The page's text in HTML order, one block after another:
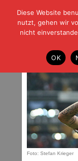
| | |
HOME|
Underdogs
Montag, 12.02.18 |
Foto: Stefan Krieger
Diese Website
nutzt, gehen wir
nicht
OK